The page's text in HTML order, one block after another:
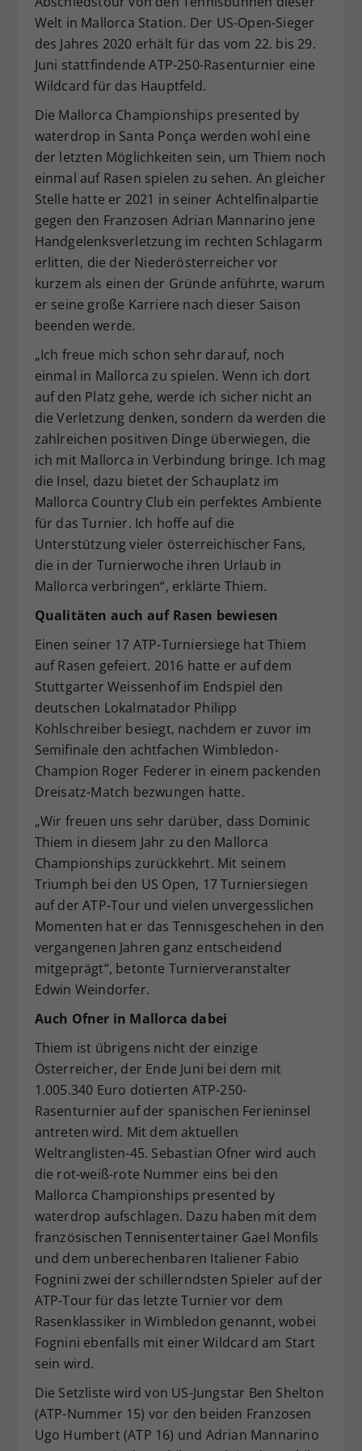
Welt in Mallorca Station. Der US-Open-Sieger
des Jahres 2020 erhält für das vom 22. bis 29.
Juni stattfindende ATP-250-Rasenturnier eine
Wildcard für das Hauptfeld.
Die Mallorca Championships presented by
waterdrop in Santa Ponça werden wohl eine
der letzten Möglichkeiten sein, um Thiem noch
einmal auf Rasen spielen zu sehen. An gleicher
Stelle hatte er 2021 in seiner Achtelfinalpartie
gegen den Franzosen Adrian Mannarino jene
Handgelenksverletzung im rechten Schlagarm
erlitten, die der Niederösterreicher vor
kurzem als einen der Gründe anführte, warum
er seine große Karriere nach dieser Saison
beenden werde.
„Ich freue mich schon sehr darauf, noch
einmal in Mallorca zu spielen. Wenn ich dort
auf den Platz gehe, werde ich sicher nicht an
die Verletzung denken, sondern da werden die
zahlreichen positiven Dinge überwiegen, die
ich mit Mallorca in Verbindung bringe. Ich mag
die Insel, dazu bietet der Schauplatz im
Mallorca Country Club ein perfektes Ambiente
für das Turnier. Ich hoffe auf die
Unterstützung vieler österreichischer Fans,
die in der Turnierwoche ihren Urlaub in
Mallorca verbringen“, erklärte Thiem.
Qualitäten auch auf Rasen bewiesen
Einen seiner 17 ATP-Turniersiege hat Thiem
auf Rasen gefeiert. 2016 hatte er auf dem
Stuttgarter Weissenhof im Endspiel den
deutschen Lokalmatador Philipp
Kohlschreiber besiegt, nachdem er zuvor im
Semifinale den achtfachen Wimbledon-
Champion Roger Federer in einem packenden
Dreisatz-Match bezwungen hatte.
„Wir freuen uns sehr darüber, dass Dominic
Thiem in diesem Jahr zu den Mallorca
Championships zurückkehrt. Mit seinem
Triumph bei den US Open, 17 Turniersiegen
auf der ATP-Tour und vielen unvergesslichen
Momenten hat er das Tennisgeschehen in den
vergangenen Jahren ganz entscheidend
mitgeprägt“, betonte Turnierveranstalter
Edwin Weindorfer.
Auch Ofner in Mallorca dabei
Thiem ist übrigens nicht der einzige
Österreicher, der Ende Juni bei dem mit
1.005.340 Euro dotierten ATP-250-
Rasenturnier auf der spanischen Ferieninsel
antreten wird. Mit dem aktuellen
Weltranglisten-45. Sebastian Ofner wird auch
die rot-weiß-rote Nummer eins bei den
Mallorca Championships presented by
waterdrop aufschlagen. Dazu haben mit dem
französischen Tennisentertainer Gael Monfils
und dem unberechenbaren Italiener Fabio
Fognini zwei der schillerndsten Spieler auf der
ATP-Tour für das letzte Turnier vor dem
Rasenklassiker in Wimbledon genannt, wobei
Fognini ebenfalls mit einer Wildcard am Start
sein wird.
Die Setzliste wird von US-Jungstar Ben Shelton
(ATP-Nummer 15) vor den beiden Franzosen
Ugo Humbert (ATP 16) und Adrian Mannarino
Zweck
Dieser Wert speichert Ihre Consent-
Einstellungen. Unter anderem eine
historische Speicherung Ihrer
vorgenommen Einstellungen, falls der
Webseiten-Betreiber dies eingestellt